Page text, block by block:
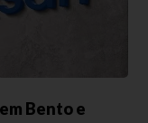
Bento e